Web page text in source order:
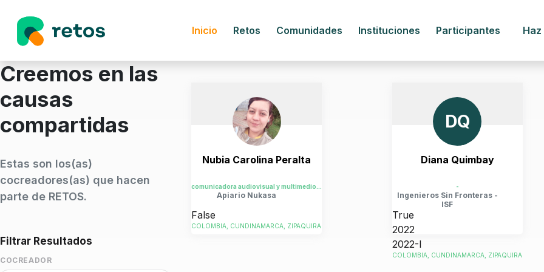
Inicio Retos Comunidades Instituciones Participantes
Creemos en las
causas
compartidas
Estas son los(as)
cocreadores(as) que hacen
parte de RETOS.
Filtrar Resultados
COCREADOR
Nubia Carolina Peralta
Apiario Nukasa
False
COLOMBIA, CUNDINAMARCA, ZIPAQUIRA
DQ
Diana Quimbay
-
Ingenieros Sin Fronteras -
ISF
True
2022
2022-I
COLOMBIA, CUNDINAMARCA, ZIPAQUIRA